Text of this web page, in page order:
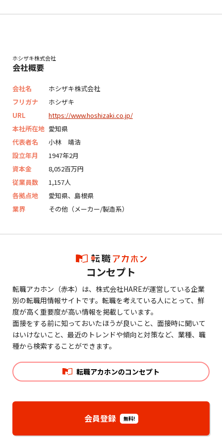
ホシザキ株式会社
会社概要
会社名
ホシザキ株式会社
フリガナ
ホシザキ
URL
https://www.hoshizaki.co.jp/
本社所在地 愛知県
代表者名
小林 靖浩
設立年月
1947年2月
資本金
8,052百万円
従業員数
1,157人
各拠点地
愛知県、島根県
業界
その他（メーカー/製造系）
コンセプト
転職アカホン（赤本）は、株式会社HAREが運営している企業
別の転職用情報サイトです。転職を考えている人にとって、鮮
度が高く重要度が高い情報を掲載しています。
面接をする前に知っておいたほうが良いこと、面接時に聞いて
はいけないこと、最近のトレンドや傾向と対策など、業種、職
種から検索することができます。
転職アカホンのコンセプト
会員登録 無料!